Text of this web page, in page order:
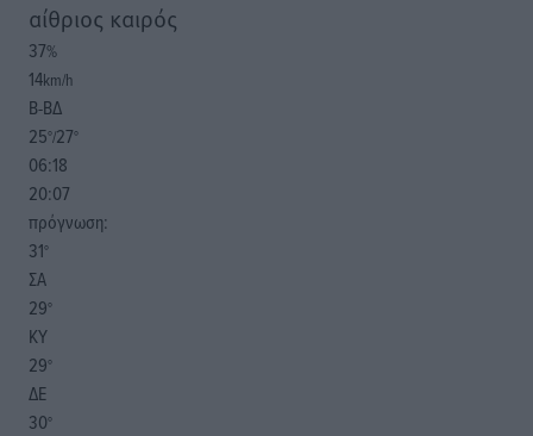
αίθριος καιρός
37%
14km/h
Β-ΒΔ
25°/27°
06:18
20:07
πρόγνωση:
31°
ΣΑ
29°
ΚΥ
29°
ΔΕ
30°